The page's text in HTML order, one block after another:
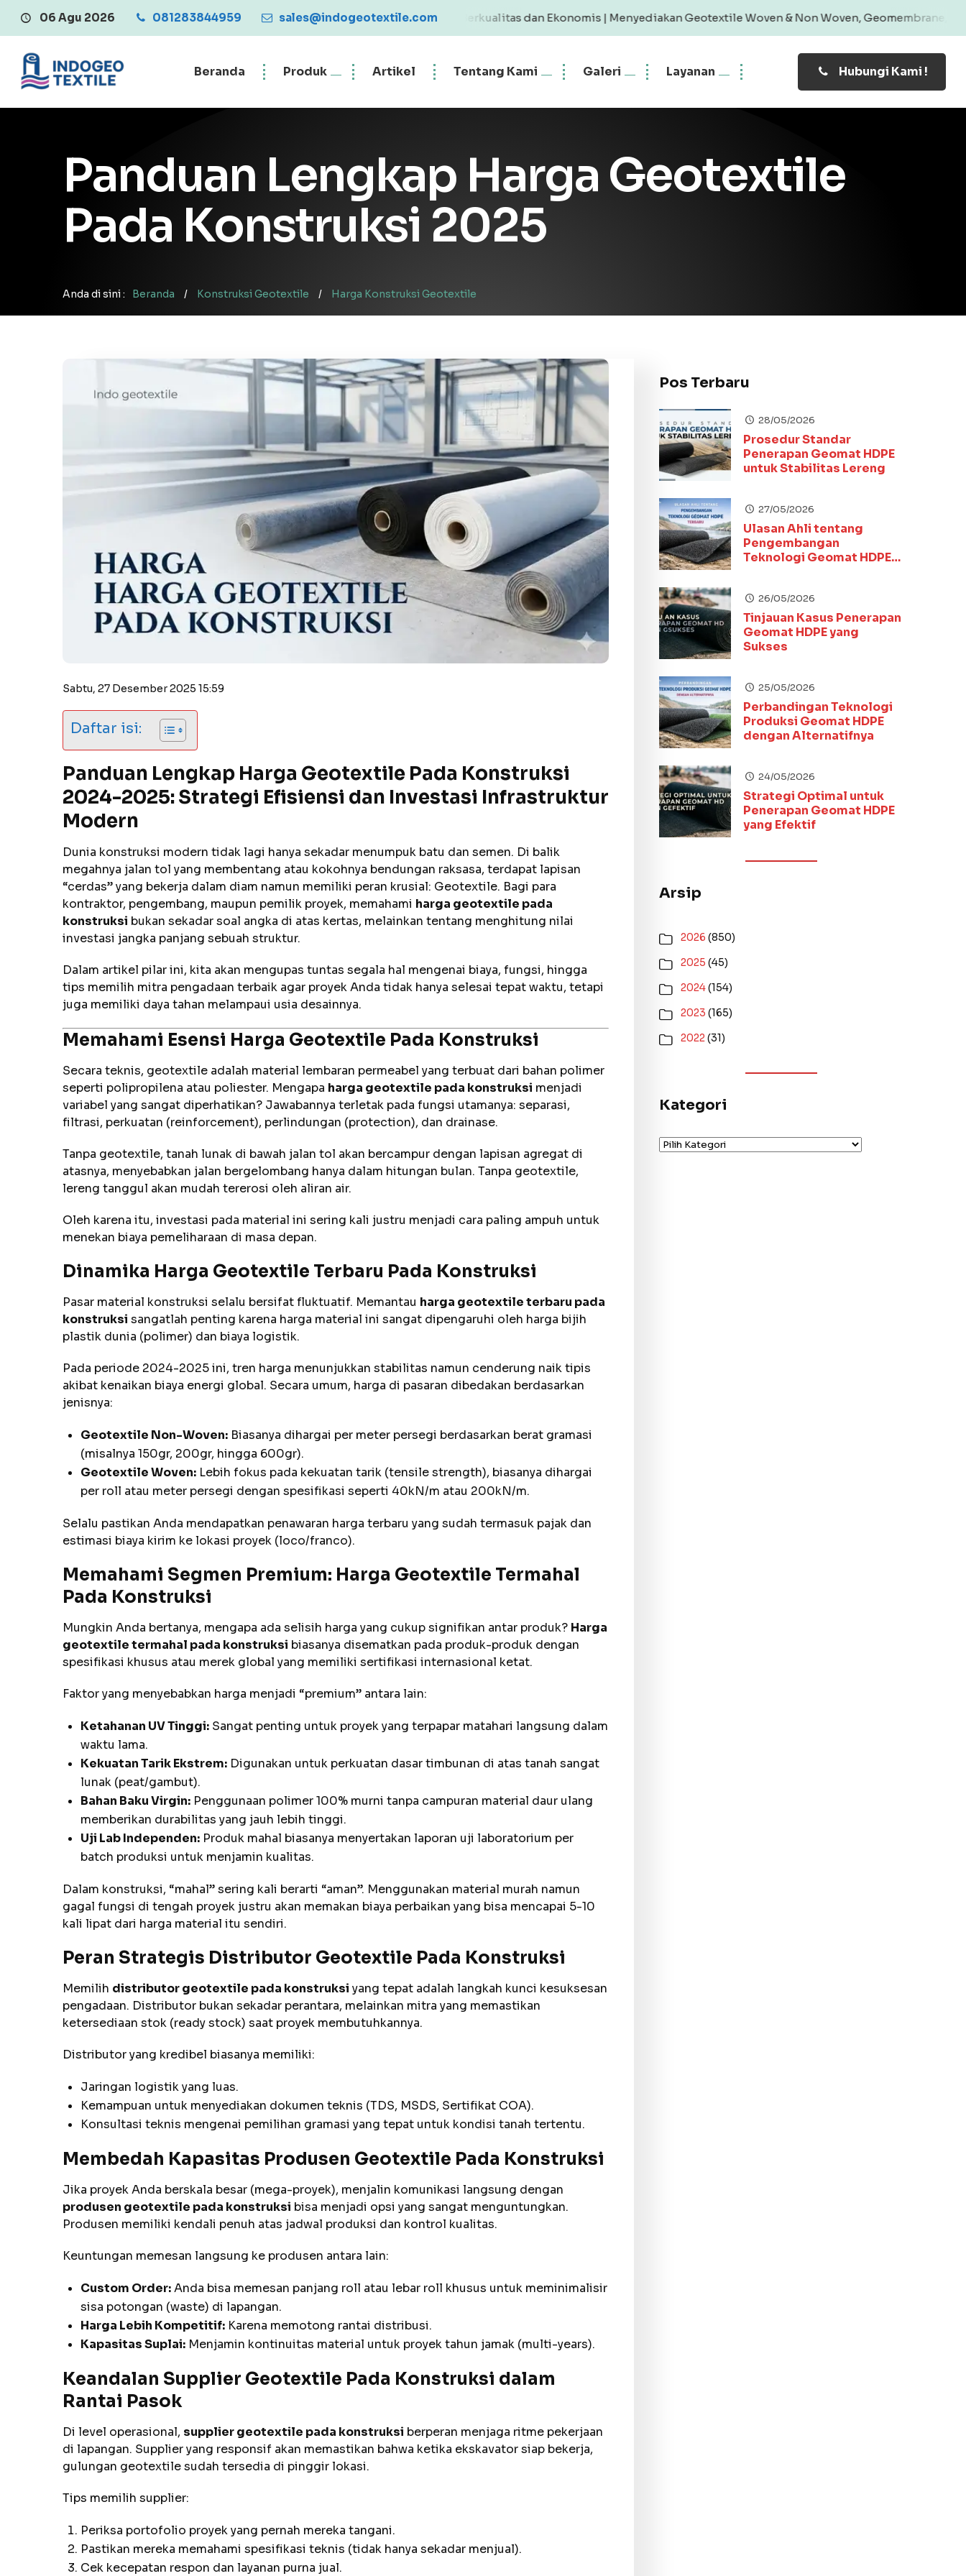
06 Agu 2026 081283844959 sales@indogeotextile.com
Central Penjualan Geotextile Berkualitas dan Ekonomis | Menyediakan Geotextile Woven & Non Woven, Geomembrane, Geobag,
Beranda Produk Artikel Tentang Kami Galeri Layanan Hubungi Kami !
Panduan Lengkap Harga Geotextile
Pada Konstruksi 2025
Anda di sini : Beranda / Konstruksi Geotextile / Harga Konstruksi Geotextile
Sabtu, 27 Desember 2025 15:59
Daftar isi:
Panduan Lengkap Harga Geotextile Pada Konstruksi
2024-2025: Strategi Efisiensi dan Investasi Infrastruktur
Modern
Dunia konstruksi modern tidak lagi hanya sekadar menumpuk batu dan semen. Di balik
megahnya jalan tol yang membentang atau kokohnya bendungan raksasa, terdapat lapisan
“cerdas” yang bekerja dalam diam namun memiliki peran krusial: Geotextile. Bagi para
kontraktor, pengembang, maupun pemilik proyek, memahami harga geotextile pada
konstruksi bukan sekadar soal angka di atas kertas, melainkan tentang menghitung nilai
investasi jangka panjang sebuah struktur.
Dalam artikel pilar ini, kita akan mengupas tuntas segala hal mengenai biaya, fungsi, hingga
tips memilih mitra pengadaan terbaik agar proyek Anda tidak hanya selesai tepat waktu, tetapi
juga memiliki daya tahan melampaui usia desainnya.
Memahami Esensi Harga Geotextile Pada Konstruksi
Secara teknis, geotextile adalah material lembaran permeabel yang terbuat dari bahan polimer
seperti polipropilena atau poliester. Mengapa harga geotextile pada konstruksi menjadi
variabel yang sangat diperhatikan? Jawabannya terletak pada fungsi utamanya: separasi,
filtrasi, perkuatan (reinforcement), perlindungan (protection), dan drainase.
Tanpa geotextile, tanah lunak di bawah jalan tol akan bercampur dengan lapisan agregat di
atasnya, menyebabkan jalan bergelombang hanya dalam hitungan bulan. Tanpa geotextile,
lereng tanggul akan mudah tererosi oleh aliran air.
Oleh karena itu, investasi pada material ini sering kali justru menjadi cara paling ampuh untuk
menekan biaya pemeliharaan di masa depan.
Dinamika Harga Geotextile Terbaru Pada Konstruksi
Pasar material konstruksi selalu bersifat fluktuatif. Memantau harga geotextile terbaru pada
konstruksi sangatlah penting karena harga material ini sangat dipengaruhi oleh harga bijih
plastik dunia (polimer) dan biaya logistik.
Pada periode 2024-2025 ini, tren harga menunjukkan stabilitas namun cenderung naik tipis
akibat kenaikan biaya energi global. Secara umum, harga di pasaran dibedakan berdasarkan
jenisnya:
Geotextile Non-Woven: Biasanya dihargai per meter persegi berdasarkan berat gramasi
(misalnya 150gr, 200gr, hingga 600gr).
Geotextile Woven: Lebih fokus pada kekuatan tarik (tensile strength), biasanya dihargai
per roll atau meter persegi dengan spesifikasi seperti 40kN/m atau 200kN/m.
Selalu pastikan Anda mendapatkan penawaran harga terbaru yang sudah termasuk pajak dan
estimasi biaya kirim ke lokasi proyek (loco/franco).
Memahami Segmen Premium: Harga Geotextile Termahal
Pada Konstruksi
Mungkin Anda bertanya, mengapa ada selisih harga yang cukup signifikan antar produk? Harga
geotextile termahal pada konstruksi biasanya disematkan pada produk-produk dengan
spesifikasi khusus atau merek global yang memiliki sertifikasi internasional ketat.
Faktor yang menyebabkan harga menjadi “premium” antara lain:
Ketahanan UV Tinggi: Sangat penting untuk proyek yang terpapar matahari langsung dalam
waktu lama.
Kekuatan Tarik Ekstrem: Digunakan untuk perkuatan dasar timbunan di atas tanah sangat
lunak (peat/gambut).
Bahan Baku Virgin: Penggunaan polimer 100% murni tanpa campuran material daur ulang
memberikan durabilitas yang jauh lebih tinggi.
Uji Lab Independen: Produk mahal biasanya menyertakan laporan uji laboratorium per
batch produksi untuk menjamin kualitas.
Dalam konstruksi, “mahal” sering kali berarti “aman”. Menggunakan material murah namun
gagal fungsi di tengah proyek justru akan memakan biaya perbaikan yang bisa mencapai 5-10
kali lipat dari harga material itu sendiri.
Peran Strategis Distributor Geotextile Pada Konstruksi
Memilih distributor geotextile pada konstruksi yang tepat adalah langkah kunci kesuksesan
pengadaan. Distributor bukan sekadar perantara, melainkan mitra yang memastikan
ketersediaan stok (ready stock) saat proyek membutuhkannya.
Distributor yang kredibel biasanya memiliki:
Jaringan logistik yang luas.
Kemampuan untuk menyediakan dokumen teknis (TDS, MSDS, Sertifikat COA).
Konsultasi teknis mengenai pemilihan gramasi yang tepat untuk kondisi tanah tertentu.
Membedah Kapasitas Produsen Geotextile Pada Konstruksi
Jika proyek Anda berskala besar (mega-proyek), menjalin komunikasi langsung dengan
produsen geotextile pada konstruksi bisa menjadi opsi yang sangat menguntungkan.
Produsen memiliki kendali penuh atas jadwal produksi dan kontrol kualitas.
Keuntungan memesan langsung ke produsen antara lain:
Custom Order:Anda bisa memesan panjang roll atau lebar roll khusus untuk meminimalisir
sisa potongan (waste) di lapangan.
Harga Lebih Kompetitif: Karena memotong rantai distribusi.
Kapasitas Suplai: Menjamin kontinuitas material untuk proyek tahun jamak (multi-years).
Keandalan Supplier Geotextile Pada Konstruksi dalam
Rantai Pasok
Di level operasional, supplier geotextile pada konstruksi berperan menjaga ritme pekerjaan
di lapangan. Supplier yang responsif akan memastikan bahwa ketika ekskavator siap bekerja,
gulungan geotextile sudah tersedia di pinggir lokasi.
Tips memilih supplier:
Periksa portofolio proyek yang pernah mereka tangani.
Pastikan mereka memahami spesifikasi teknis (tidak hanya sekadar menjual).
Cek kecepatan respon dan layanan purna jual.
Pos Terbaru
28/05/2026
Prosedur Standar
Penerapan Geomat HDPE
untuk Stabilitas Lereng
27/05/2026
Ulasan Ahli tentang
Pengembangan
Teknologi Geomat HDPE
26/05/2026
Tinjauan Kasus Penerapan
Geomat HDPE yang
Sukses
25/05/2026
Perbandingan Teknologi
Produksi Geomat HDPE
dengan Alternatifnya
24/05/2026
Strategi Optimal untuk
Penerapan Geomat HDPE
yang Efektif
Arsip
2026 (850)
2025 (45)
2024(154)
2023 (165)
2022(31)
Kategori
Kategori